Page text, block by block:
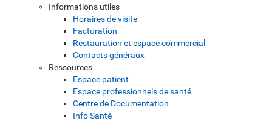
Informations utiles
Horaires de visite
Facturation
Restauration et espace commercial
Contacts généraux
Ressources
Espace patient
Espace professionnels de santé
Centre de Documentation
Info Santé